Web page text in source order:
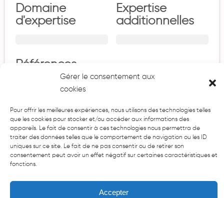
Gérer le consentement aux
cookies
Pour offrir les meilleures expériences, nous utilisons des technologies telles
que les cookies pour stocker et/ou accéder aux informations des
appareils. Le fait de consentir à ces technologies nous permettra de
traiter des données telles que le comportement de navigation ou les ID
uniques sur ce site. Le fait de ne pas consentir ou de retirer son
consentement peut avoir un effet négatif sur certaines caractéristiques et
fonctions.
Accepter
Domaine
d'expertise
Expertise
additionnelles
Références
Union Européenne FED, GIZ, Coopération Française,
Coopération Suisse, Institut de la Banque Mondiale
Zone géographique d'expertise